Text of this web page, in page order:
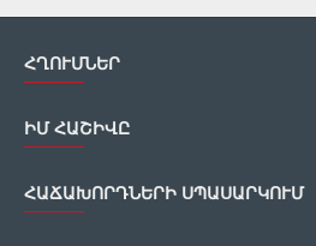
ՀՂՈՒՄՆԵՐ
ԻՄ ՀԱՇԻՎԸ
ՀԱՃԱԽՈՐԴՆԵՐԻ ՍՊԱՍԱՐԿՈՒՄ